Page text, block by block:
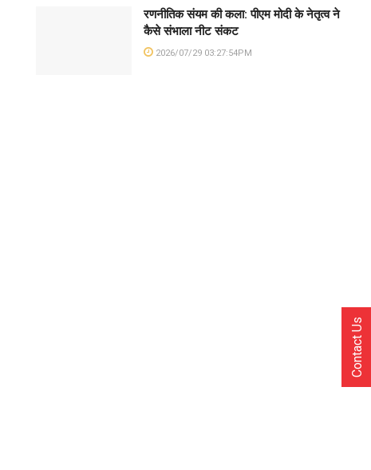
रणनीतिक संयम की कला: पीएम मोदी के नेतृत्व ने
कैसे संभाला नीट संकट
2026/07/29 03:27:54PM
Contact Us